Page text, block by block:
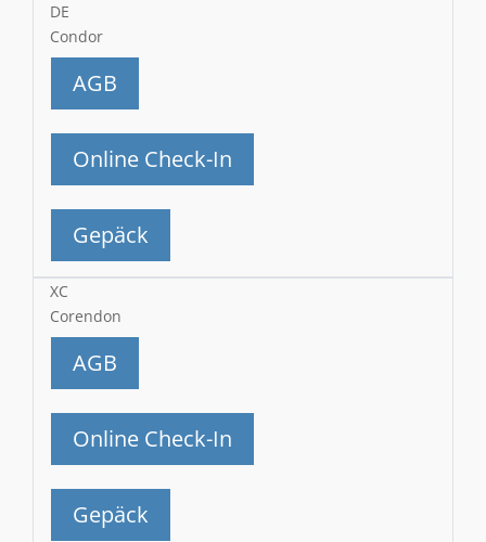
DE
Condor
AGB
Online Check-In
Gepäck
XC
Corendon
AGB
Online Check-In
Gepäck